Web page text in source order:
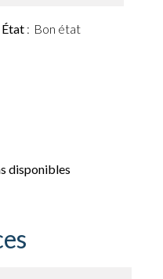
État Bon état
disponibles